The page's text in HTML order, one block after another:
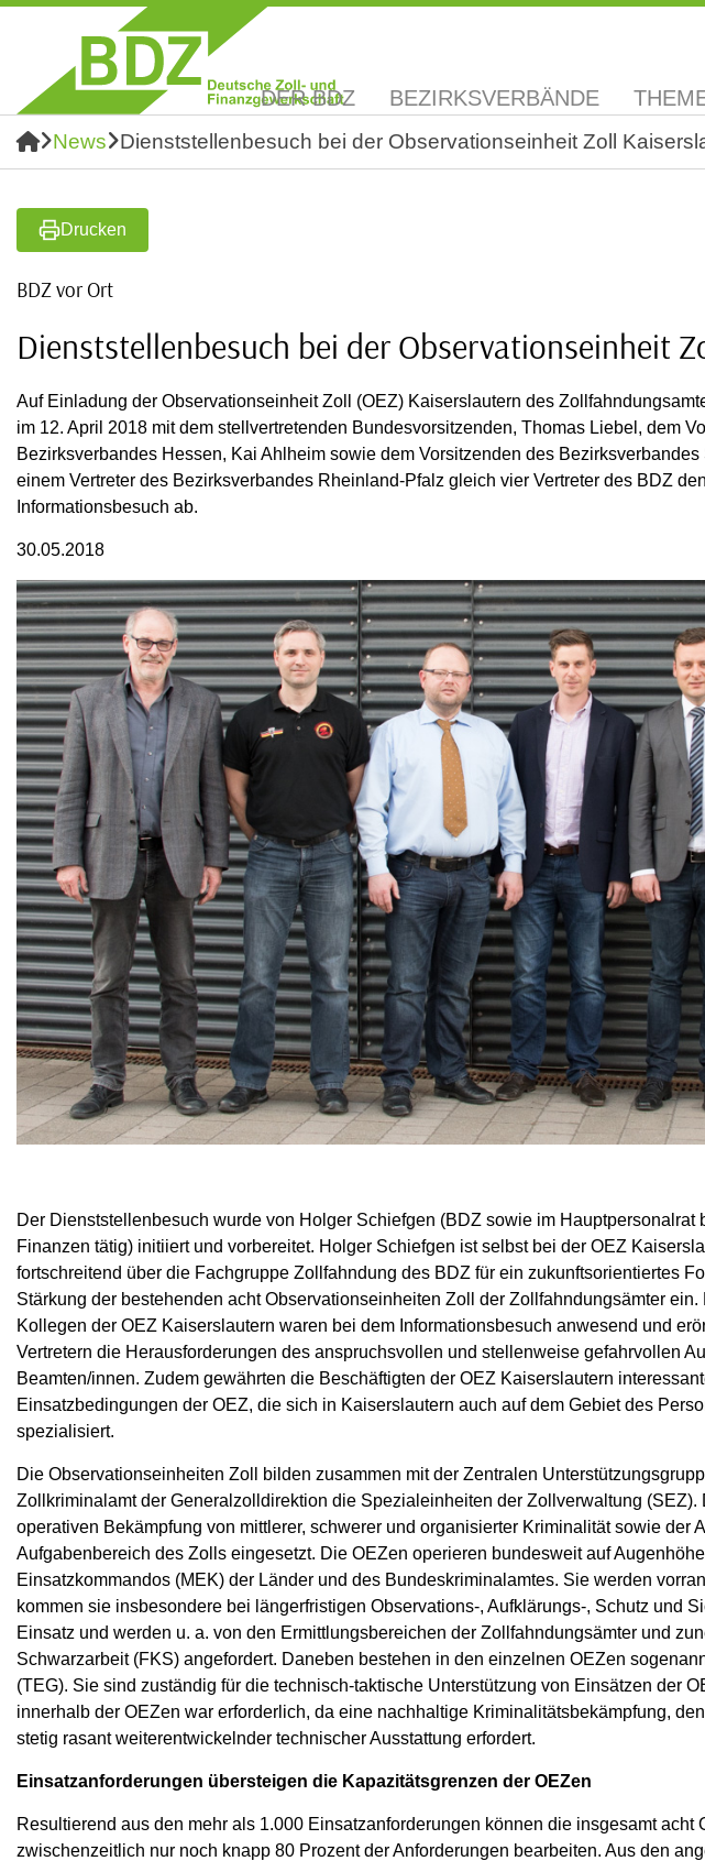
DER BDZ BEZIRKSVERBÄNDE
News Dienststellenbesuch bei der Observationseinheit Zoll
Drucken
BDZ vor Ort
Dienststellenbesuch bei der Observationseinheit
Auf Einladung der Observationseinheit Zoll (OEZ) Kaiserslautern des
im 12. April 2018 mit dem stellvertretenden Bundesvorsitzenden, Thomas Liebel, dem
Bezirksverbandes Hessen, Kai Ahlheim sowie dem Vorsitzenden des
einem Vertreter des Bezirksverbandes Rheinland-Pfalz gleich vier Vertreter des BDZ
Informationsbesuch ab.
30.05.2018
Der Dienststellenbesuch wurde von Holger Schiefgen (BDZ sowie im Hauptpersonalrat
Finanzen tätig) initiiert und vorbereitet. Holger Schiefgen ist selbst bei der OEZ
fortschreitend über die Fachgruppe Zollfahndung des BDZ für ein zukunftsorientiertes
Stärkung der bestehenden acht Observationseinheiten Zoll der Zollfahndungsämter
Kollegen der OEZ Kaiserslautern waren bei dem Informationsbesuch anwesend und
Vertretern die Herausforderungen des anspruchsvollen und stellenweise gefahrvollen
Beamten/innen. Zudem gewährten die Beschäftigten der OEZ Kaiserslautern
Einsatzbedingungen der OEZ, die sich in Kaiserslautern auch auf dem Gebiet des
spezialisiert.
Die Observationseinheiten Zoll bilden zusammen mit der Zentralen
Zollkriminalamt der Generalzolldirektion die Spezialeinheiten der Zollverwaltung
operativen Bekämpfung von mittlerer, schwerer und organisierter Kriminalität sowie der
Aufgabenbereich des Zolls eingesetzt. Die OEZen operieren bundesweit auf
Einsatzkommandos (MEK) der Länder und des Bundeskriminalamtes. Sie werden
kommen sie insbesondere bei längerfristigen Observations-, Aufklärungs-, Schutz und
Einsatz und werden u. a. von den Ermittlungsbereichen der Zollfahndungsämter und
Schwarzarbeit (FKS) angefordert. Daneben bestehen in den einzelnen OEZen
(TEG). Sie sind zuständig für die technisch-taktische Unterstützung von Einsätzen der
innerhalb der OEZen war erforderlich, da eine nachhaltige Kriminalitätsbekämpfung,
stetig rasant weiterentwickelnder technischer Ausstattung erfordert.
Einsatzanforderungen übersteigen die Kapazitätsgrenzen der OEZen
Resultierend aus den mehr als 1.000 Einsatzanforderungen können die insgesamt acht
zwischenzeitlich nur noch knapp 80 Prozent der Anforderungen bearbeiten. Aus den